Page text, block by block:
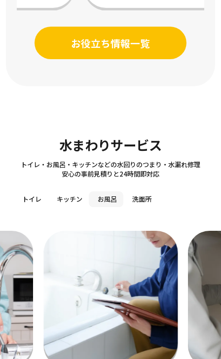
お役立ち情報一覧
水まわりサービス
Sanitary
トイレ・お風呂・キッチンなどの水回りのつまり・水漏れ修理
安心の事前見積りと24時間即対応
トイレ キッチン お風呂 洗面所